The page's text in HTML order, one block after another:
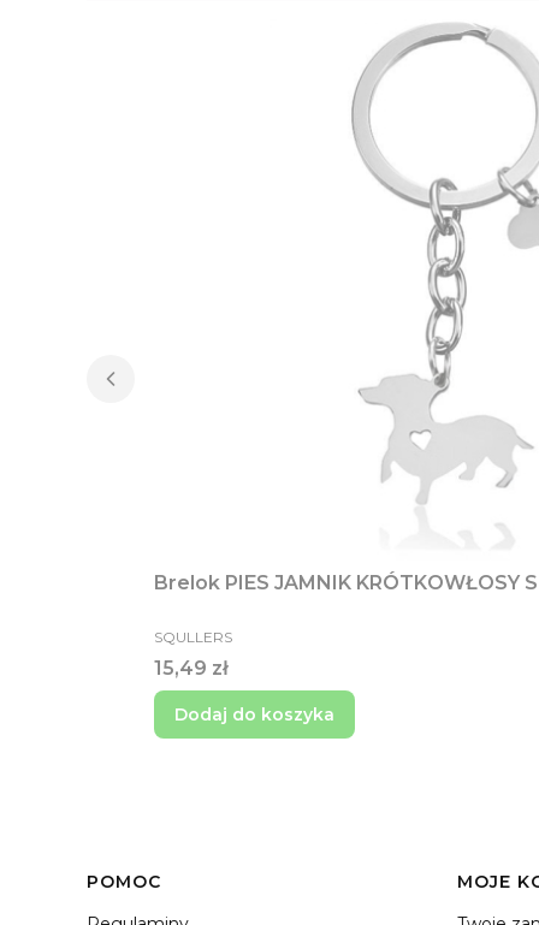
Brelok PIES JAMNIK KRÓTKOWŁOSY
PRODUCENT
SQULLERS
Cena
15,49 zł
Dodaj do koszyka
Linki w stopce
POMOC
MOJE